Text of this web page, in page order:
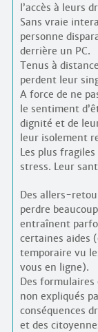
l’accès à leurs
Sans vraie
personne
derrière un PC.
Tenus à
perdent leur
A force de ne
le sentiment
dignité et de
leur isolement
Les plus
stress. Leur
Des allers-
perdre
entraînent
certaines aides
temporaire vu
vous en ligne).
Des
non expliqués
conséquences
et des